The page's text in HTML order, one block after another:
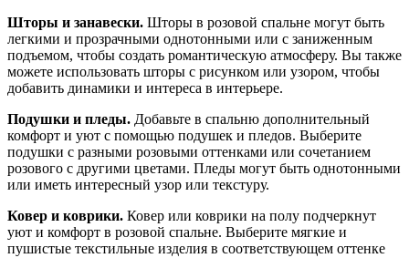
Шторы и занавески. Шторы в розовой спальне могут быть
легкими и прозрачными однотонными или с заниженным
подъемом, чтобы создать романтическую атмосферу. Вы также
можете использовать шторы с рисунком или узором, чтобы
добавить динамики и интереса в интерьере.
Подушки и пледы. Добавьте в спальню дополнительный
комфорт и уют с помощью подушек и пледов. Выберите
подушки с разными розовыми оттенками или сочетанием
розового с другими цветами. Пледы могут быть однотонными
или иметь интересный узор или текстуру.
Ковер и коврики. Ковер или коврики на полу подчеркнут
уют и комфорт в розовой спальне. Выберите мягкие и
пушистые текстильные изделия в соответствующем оттенке